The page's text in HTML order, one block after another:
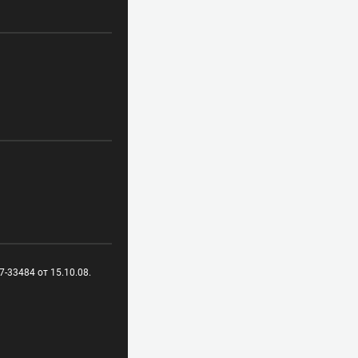
33484 от 15.10.08.